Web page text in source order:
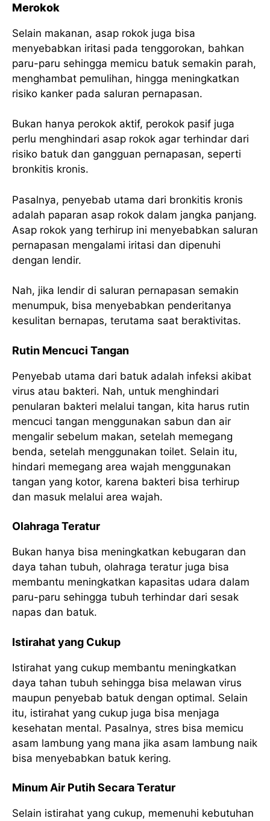
Merokok
Selain makanan, asap rokok juga bisa
menyebabkan iritasi pada tenggorokan, bahkan
paru-paru sehingga memicu batuk semakin parah,
menghambat pemulihan, hingga meningkatkan
risiko kanker pada saluran pernapasan.
Bukan hanya perokok aktif, perokok pasif juga
perlu menghindari asap rokok agar terhindar dari
risiko batuk dan gangguan pernapasan, seperti
bronkitis kronis.
Pasalnya, penyebab utama dari bronkitis kronis
adalah paparan asap rokok dalam jangka panjang.
Asap rokok yang terhirup ini menyebabkan saluran
pernapasan mengalami iritasi dan dipenuhi
dengan lendir.
Nah, jika lendir di saluran pernapasan semakin
menumpuk, bisa menyebabkan penderitanya
kesulitan bernapas, terutama saat beraktivitas.
Rutin Mencuci Tangan
Penyebab utama dari batuk adalah infeksi akibat
virus atau bakteri. Nah, untuk menghindari
penularan bakteri melalui tangan, kita harus rutin
mencuci tangan menggunakan sabun dan air
mengalir sebelum makan, setelah memegang
benda, setelah menggunakan toilet. Selain itu,
hindari memegang area wajah menggunakan
tangan yang kotor, karena bakteri bisa terhirup
dan masuk melalui area wajah.
Olahraga Teratur
Bukan hanya bisa meningkatkan kebugaran dan
daya tahan tubuh, olahraga teratur juga bisa
membantu meningkatkan kapasitas udara dalam
paru-paru sehingga tubuh terhindar dari sesak
napas dan batuk.
Istirahat yang Cukup
Istirahat yang cukup membantu meningkatkan
daya tahan tubuh sehingga bisa melawan virus
maupun penyebab batuk dengan optimal. Selain
itu, istirahat yang cukup juga bisa menjaga
kesehatan mental. Pasalnya, stres bisa memicu
asam lambung yang mana jika asam lambung naik
bisa menyebabkan batuk kering.
Minum Air Putih Secara Teratur
Selain istirahat yang cukup, memenuhi kebutuhan